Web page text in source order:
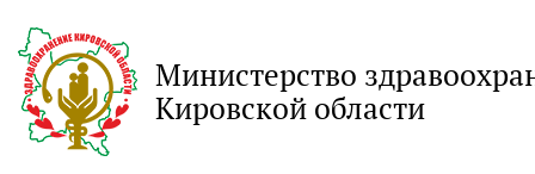
Министерство
Кировской области